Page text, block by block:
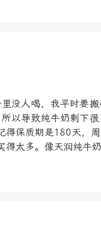
没人喝，我平时要
以导致纯牛奶剩下
保质期是180天，周
得太多。像天润纯牛